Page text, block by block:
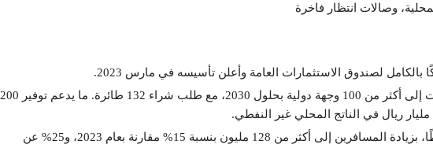
وصالات انتظار فاخرة
بالكامل لصندوق الاستثمارات العامة وأعلن تأسيسه في مارس 2023.
” لتسيير رحلات إلى أكثر من 100 وجهة دولية بحلول 2030، مع طلب شراء 132 طائرة. ما يدعم توفير 200
وفي 2024 شهد قطاع الطيران نموًا ملحوظًا، بزيادة المسافرين إلى أكثر من 128 مليون بنسبة 15% مقارنة بعام 2023، و25% عن